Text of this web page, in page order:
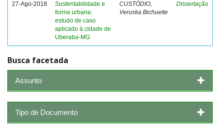
27-Ago-2018
Sustentabilidade e
forma urbana:
estudo de caso
aplicado à cidade de
Uberaba-MG
CUSTÓDIO,
Veruska Bichuette
Dissertação
Busca facetada
Assunto
Tipo de Documento